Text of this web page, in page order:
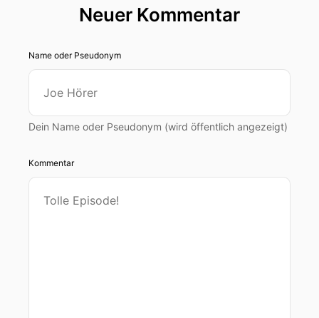
Neuer Kommentar
Name oder Pseudonym
Dein Name oder Pseudonym (wird öffentlich angezeigt)
Kommentar